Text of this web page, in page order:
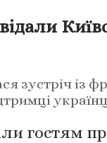
зустріч
гостям